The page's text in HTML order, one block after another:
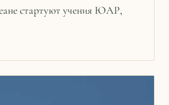
стартуют учения ЮАР,